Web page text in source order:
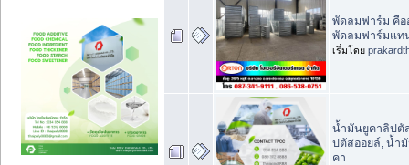
พัดลมฟาร์ม คือ
พัดลมฟาร์มแท
เริ่มโดย
น้ำมันยูคาลิปตัส
ปตัสออยล์, น้ำ
คา